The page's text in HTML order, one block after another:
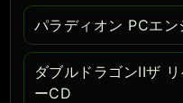
パラディオン PCエ
ダブルドラゴンIIザ
ーCD